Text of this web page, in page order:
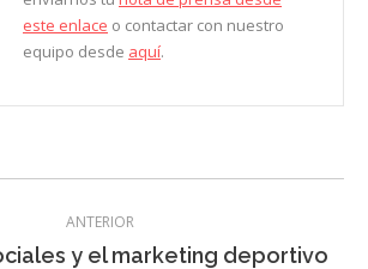
este enlace o contactar con nuestro
equipo desde aquí.
ANTERIOR
Entrada
y el marketing deportivo